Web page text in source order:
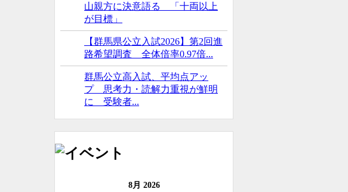
山親方に決意語る 「十両以上
が目標」
【群馬県公立入試2026】第2回進
路希望調査 全体倍率0.97倍...
群馬公立高入試、平均点アッ
プ 思考力・読解力重視が鮮明
に 受験者...
8月 2026